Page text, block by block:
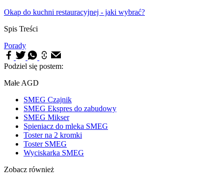
Okap do kuchni restauracyjnej - jaki wybrać?
Spis Treści
Porady
Podziel się postem:
Małe AGD
SMEG Czajnik
SMEG Ekspres do zabudowy
SMEG Mikser
Spieniacz do mleka SMEG
Toster na 2 kromki
Toster SMEG
Wyciskarka SMEG
Zobacz również